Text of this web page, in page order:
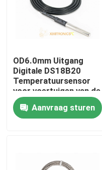
Thuis
Over ons
Contacten
OD6.0mm Uitgang
Digitale DS18B20
Temperatuursensor
voor voertuigen van de
MFT-4401-serie
Aanvraag sturen